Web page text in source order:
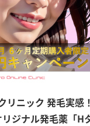
ニック 発毛実感
ジナル発毛薬「H